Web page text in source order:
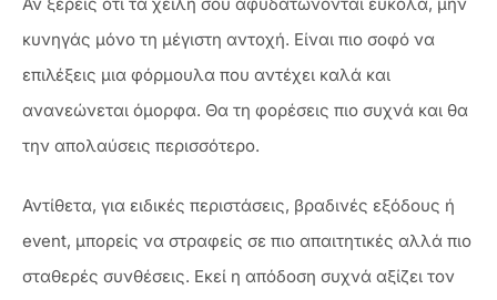
κυνηγάς μόνο τη μέγιστη αντοχή. Είναι πιο σοφό να
επιλέξεις μια φόρμουλα που αντέχει καλά και
ανανεώνεται όμορφα. Θα τη φορέσεις πιο συχνά και θα
την απολαύσεις περισσότερο.
Αντίθετα, για ειδικές περιστάσεις, βραδινές εξόδους ή
event, μπορείς να στραφείς σε πιο απαιτητικές αλλά πιο
σταθερές συνθέσεις. Εκεί η απόδοση συχνά αξίζει τον